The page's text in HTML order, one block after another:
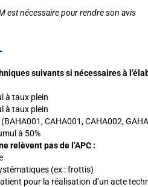
est nécessaire pour rendre son avis
suivants si nécessaires à
à taux plein
à taux plein
CAHA001, CAHA002,
à 50%
relèvent pas de l’APC :
(ex : frottis)
pour la réalisation d’un acte